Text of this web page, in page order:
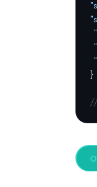
}